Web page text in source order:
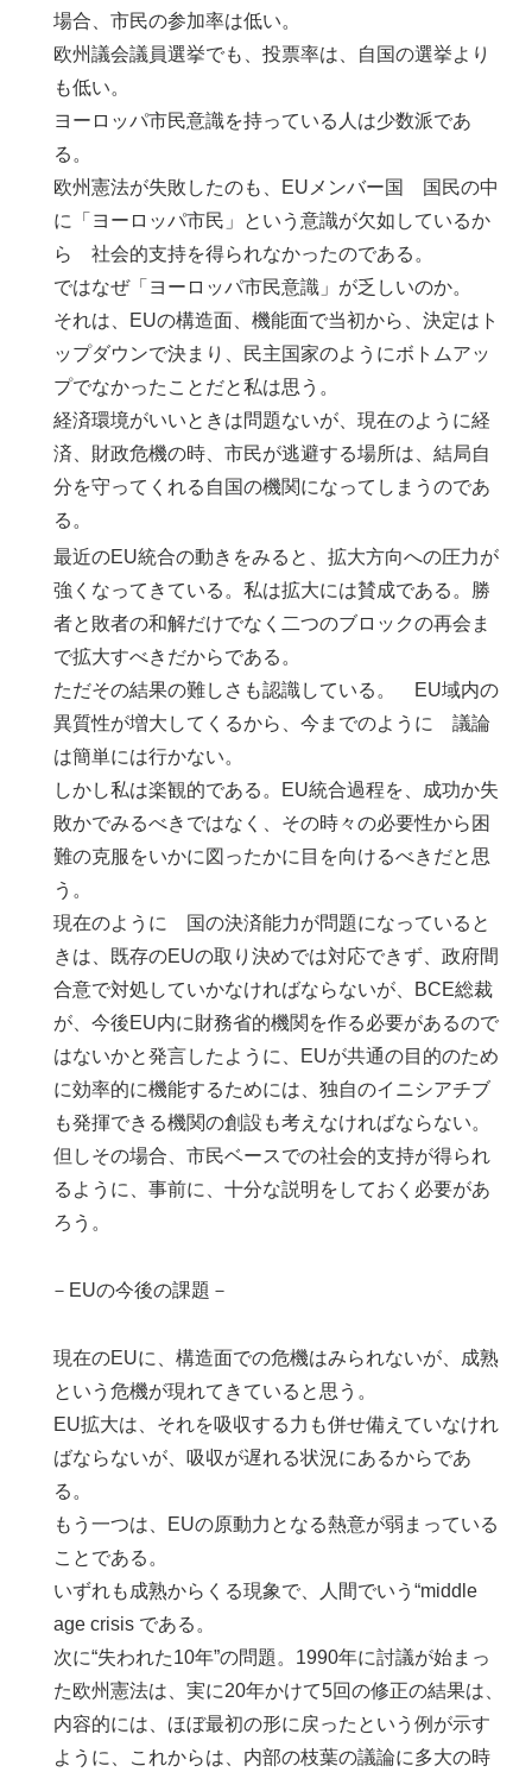
場合、市民の参加率は低い。
欧州議会議員選挙でも、投票率は、自国の選挙より
も低い。
ヨーロッパ市民意識を持っている人は少数派であ
る。
欧州憲法が失敗したのも、EUメンバー国 国民の中
に「ヨーロッパ市民」という意識が欠如しているか
ら 社会的支持を得られなかったのである。
ではなぜ「ヨーロッパ市民意識」が乏しいのか。
それは、EUの構造面、機能面で当初から、決定はト
ップダウンで決まり、民主国家のようにボトムアッ
プでなかったことだと私は思う。
経済環境がいいときは問題ないが、現在のように経
済、財政危機の時、市民が逃避する場所は、結局自
分を守ってくれる自国の機関になってしまうのであ
る。
最近のEU統合の動きをみると、拡大方向への圧力が
強くなってきている。私は拡大には賛成である。勝
者と敗者の和解だけでなく二つのブロックの再会ま
で拡大すべきだからである。
ただその結果の難しさも認識している。 EU域内の
異質性が増大してくるから、今までのように 議論
は簡単には行かない。
しかし私は楽観的である。EU統合過程を、成功か失
敗かでみるべきではなく、その時々の必要性から困
難の克服をいかに図ったかに目を向けるべきだと思
う。
現在のように 国の決済能力が問題になっていると
きは、既存のEUの取り決めでは対応できず、政府間
合意で対処していかなければならないが、BCE総裁
が、今後EU内に財務省的機関を作る必要があるので
はないかと発言したように、EUが共通の目的のため
に効率的に機能するためには、独自のイニシアチブ
も発揮できる機関の創設も考えなければならない。
但しその場合、市民ベースでの社会的支持が得られ
るように、事前に、十分な説明をしておく必要があ
ろう。
－EUの今後の課題－
現在のEUに、構造面での危機はみられないが、成熟
という危機が現れてきていると思う。
EU拡大は、それを吸収する力も併せ備えていなけれ
ばならないが、吸収が遅れる状況にあるからであ
る。
もう一つは、EUの原動力となる熱意が弱まっている
ことである。
いずれも成熟からくる現象で、人間でいう“middle
age crisis である。
次に“失われた10年”の問題。1990年に討議が始まっ
た欧州憲法は、実に20年かけて5回の修正の結果は、
内容的には、ほぼ最初の形に戻ったという例が示す
ように、これからは、内部の枝葉の議論に多大の時